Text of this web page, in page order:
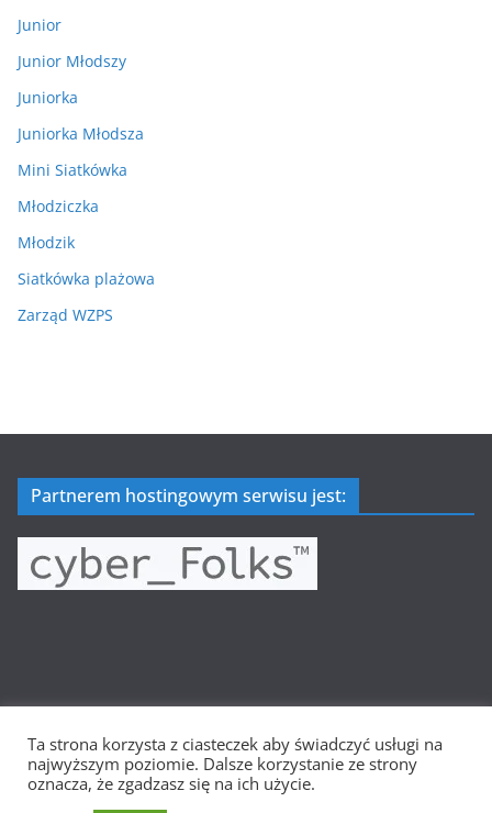
Junior
Junior Młodszy
Juniorka
Juniorka Młodsza
Mini Siatkówka
Młodziczka
Młodzik
Siatkówka plażowa
Zarząd WZPS
Partnerem hostingowym serwisu jest:
Prawa autorskie © 2026Wielkopolska Siatkówka. Wszystkie
prawa zastrzeżone.
Ta strona korzysta z ciasteczek aby świadczyć usługi na
najwyższym poziomie. Dalsze korzystanie ze strony
oznacza, że zgadzasz się na ich użycie.